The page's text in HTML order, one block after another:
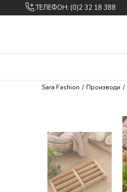
ТЕЛЕФОН: (0)2 32 18 388
Sara Fashion Производи